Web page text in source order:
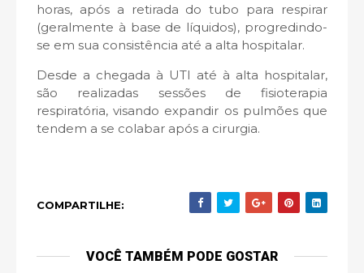
horas, após a retirada do tubo para respirar
(geralmente à base de líquidos), progredindo-
se em sua consistência até a alta hospitalar.
Desde a chegada à UTI até à alta hospitalar,
são realizadas sessões de fisioterapia
respiratória, visando expandir os pulmões que
tendem a se colabar após a cirurgia.
COMPARTILHE:
VOCÊ TAMBÉM PODE GOSTAR